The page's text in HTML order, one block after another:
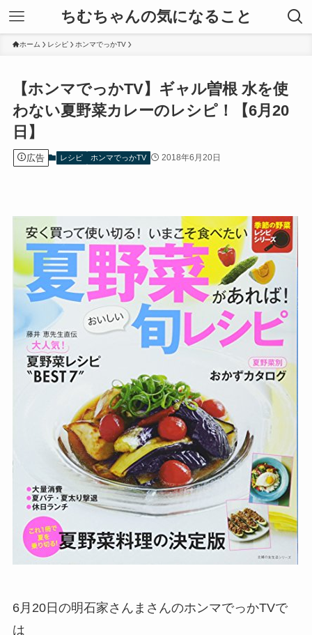
ちむちゃんの気になること
ホーム レシピ ホンマでっかTV
【ホンマでっかTV】ギャル曽根 水を使
わない夏野菜カレーのレシピ！【6月20
日】
広告 レシピ ホンマでっかTV 2018年6月20日
6月20日の明石家さんまさんのホンマでっかTVで
は